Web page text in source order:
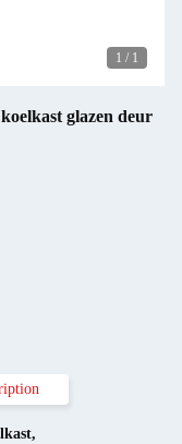
1 / 1
glazen deur
,